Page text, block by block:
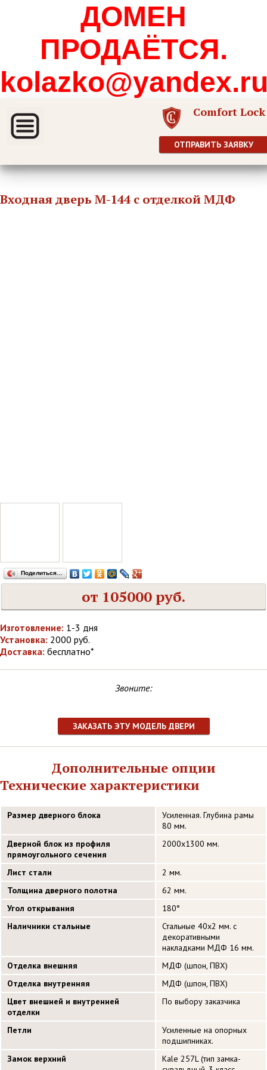
ДОМЕН
ПРОДАЁТСЯ.
Comfort Lock
ОТПРАВИТЬ ЗАЯВКУ
Входная дверь М-144 с отделкой МДФ
Поделиться…
от 105000 руб.
Изготовление: 1-3 дня
Установка: 2000 руб.
Доставка: бесплатно*
Звоните:
ЗАКАЗАТЬ ЭТУ МОДЕЛЬ ДВЕРИ
Дополнительные опции
Технические характеристики
Размер дверного блока
Усиленная. Глубина рамы
80 мм.
Дверной блок из профиля
прямоугольного сечения
2000х1300 мм.
Лист стали
2 мм.
Толщина дверного полотна
62 мм.
Угол открывания
180°
Наличники стальные
Стальные 40х2 мм. с
декоративными
накладками МДФ 16 мм.
Отделка внешняя
МДФ (шпон, ПВХ)
Отделка внутренняя
МДФ (шпон, ПВХ)
Цвет внешней и внутренней
отделки
По выбору заказчика
Петли
Усиленные на опорных
подшипниках.
Замок верхний
Kale 257L (тип замка-